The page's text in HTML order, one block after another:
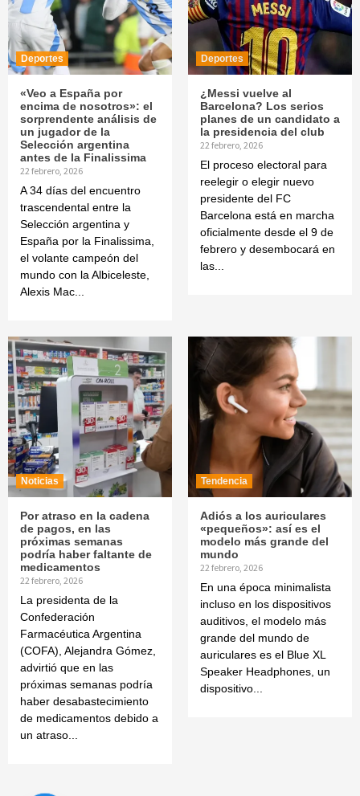
Deportes
«Veo a España por
encima de nosotros»: el
sorprendente análisis de
un jugador de la
Selección argentina
antes de la Finalissima
22 febrero, 2026
A 34 días del encuentro
trascendental entre la
Selección argentina y
España por la Finalissima,
el volante campeón del
mundo con la Albiceleste,
Alexis Mac...
Deportes
¿Messi vuelve al
Barcelona? Los serios
planes de un candidato a
la presidencia del club
22 febrero, 2026
El proceso electoral para
reelegir o elegir nuevo
presidente del FC
Barcelona está en marcha
oficialmente desde el 9 de
febrero y desembocará en
las...
Noticias
Por atraso en la cadena
de pagos, en las
próximas semanas
podría haber faltante de
medicamentos
22 febrero, 2026
La presidenta de la
Confederación
Farmacéutica Argentina
(COFA), Alejandra Gómez,
advirtió que en las
próximas semanas podría
haber desabastecimiento
de medicamentos debido a
un atraso...
Tendencia
Adiós a los auriculares
«pequeños»: así es el
modelo más grande del
mundo
22 febrero, 2026
En una época minimalista
incluso en los dispositivos
auditivos, el modelo más
grande del mundo de
auriculares es el Blue XL
Speaker Headphones, un
dispositivo...